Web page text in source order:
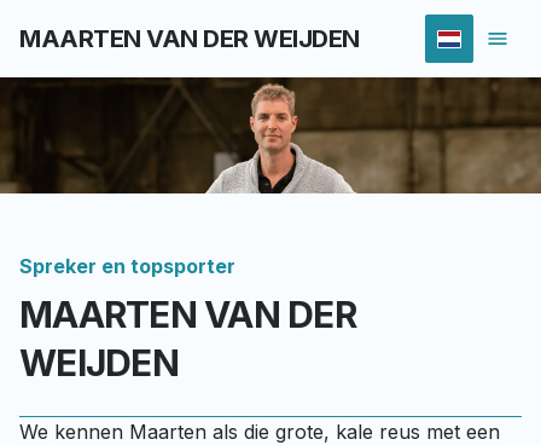
MAARTEN VAN DER WEIJDEN
Spreker en topsporter
MAARTEN VAN DER
WEIJDEN
We kennen Maarten als die grote, kale reus met een